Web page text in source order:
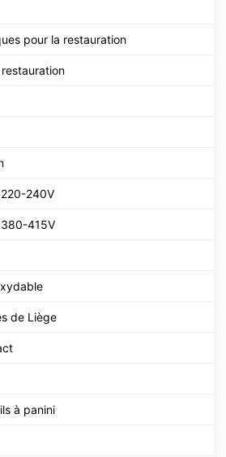
pour la restauration
240V
415V
de Liège
à panini